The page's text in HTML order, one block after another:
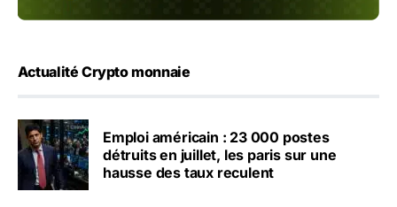
Actualité Crypto monnaie
Emploi américain : 23 000 postes
détruits en juillet, les paris sur une
hausse des taux reculent